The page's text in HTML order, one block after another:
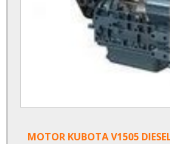
MOTOR KUBOTA V1505